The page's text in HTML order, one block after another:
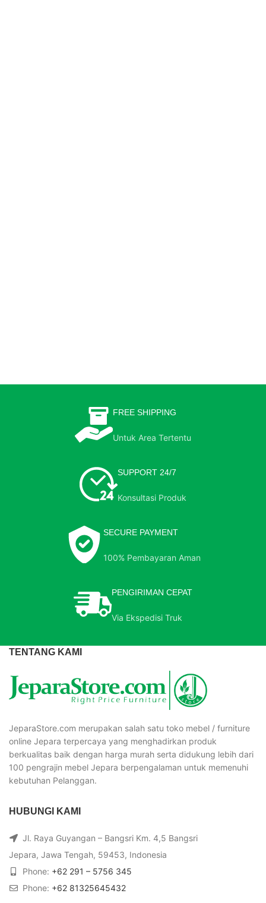
FREE SHIPPING
Untuk Area Tertentu
SUPPORT 24/7
Konsultasi Produk
SECURE PAYMENT
100% Pembayaran Aman
PENGIRIMAN CEPAT
Via Ekspedisi Truk
TENTANG KAMI
JeparaStore.com merupakan salah satu toko mebel / furniture
online Jepara terpercaya yang menghadirkan produk
berkualitas baik dengan harga murah serta didukung lebih dari
100 pengrajin mebel Jepara berpengalaman untuk memenuhi
kebutuhan Pelanggan.
HUBUNGI KAMI
Jl. Raya Guyangan – Bangsri Km. 4,5 Bangsri
Jepara, Jawa Tengah, 59453, Indonesia
Phone: +62 291 – 5756 345
Phone: +62 81325645432